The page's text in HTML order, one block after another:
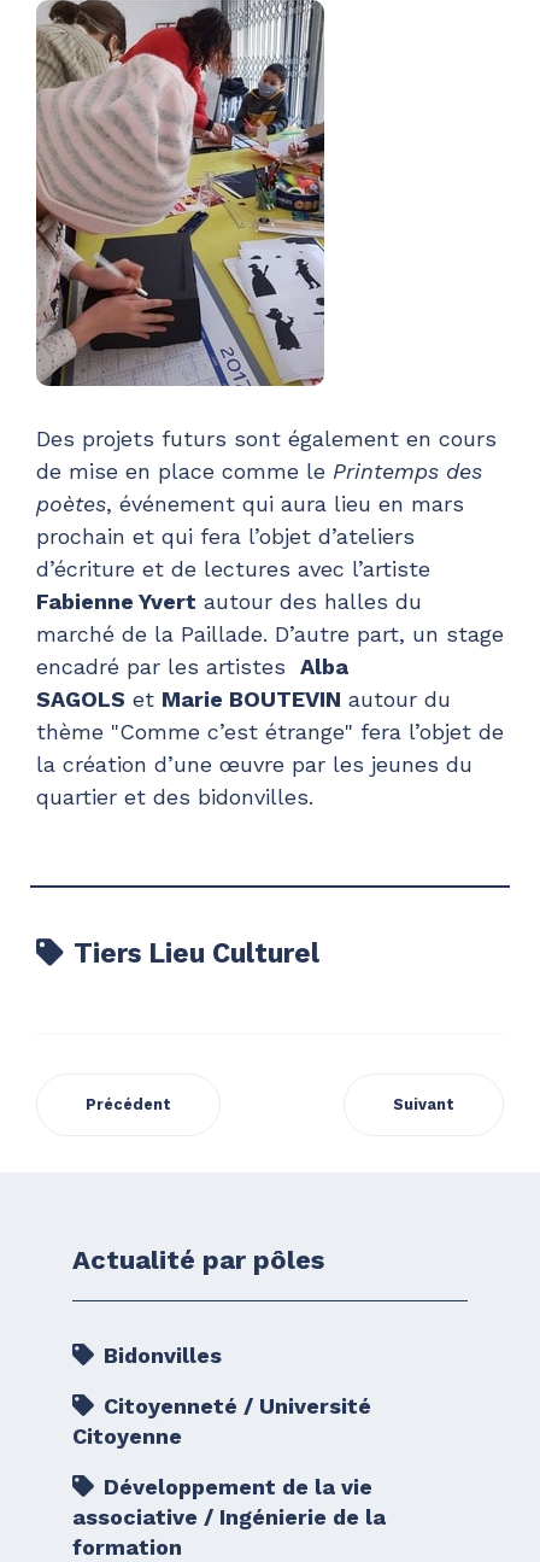
Des projets futurs sont également en cours
de mise en place comme le Printemps des
poètes, événement qui aura lieu en mars
prochain et qui fera l’objet d’ateliers
d’écriture et de lectures avec l’artiste
Fabienne Yvert autour des halles du
marché de la Paillade. D’autre part, un stage
encadré par les artistes Alba
SAGOLS et Marie BOUTEVIN autour du
thème "Comme c’est étrange" fera l’objet de
la création d’une œuvre par les jeunes du
quartier et des bidonvilles.
Tiers Lieu Culturel
Précédent Suivant
Actualité par pôles
Bidonvilles
Citoyenneté / Université
Citoyenne
Développement de la vie
associative / Ingénierie de la
formation